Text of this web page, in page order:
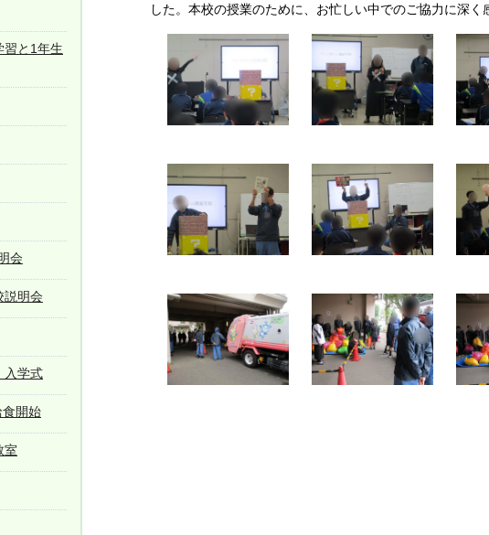
習と1年生
会
説明会
入学式
開始
室
した。本校の授業のために、お忙しい中でのご協力に深く